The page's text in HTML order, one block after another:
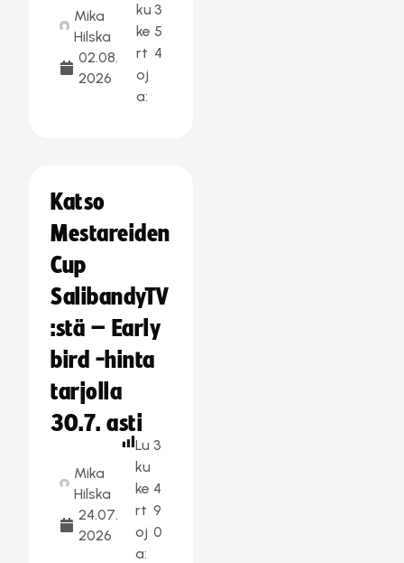
Mika
Hilska
02.08.
2026
ku
ke
rt
oj
a:
3
5
4
Katso
Mestareiden
Cup
SalibandyTV
:stä – Early
bird -hinta
tarjolla
30.7. asti
Mika
Hilska
24.07.
2026
Lu
ku
ke
rt
oj
a:
3
4
9
0